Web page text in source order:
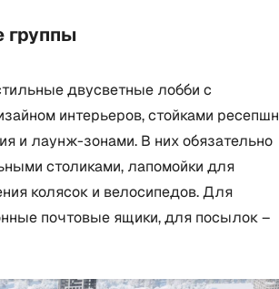
группы
двусветные лобби с
интерьеров, стойками ресепшн
и лаунж-зонами. В них обязательно
столиками, лапомойки для
колясок и велосипедов. Для
почтовые ящики, для посылок –